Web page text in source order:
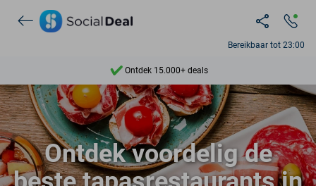
Bereikbaar tot 23:00
Ontdek 15.000+ deals
7 dagen per week beschikbaar
10+ miljoen leden
9,4
Ontdek 15.000+ deals
Ontdek voordelig de